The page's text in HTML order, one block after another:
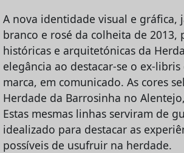
A nova identidade visual e
branco e rosé da colheita de 2013,
históricas e arquitetónicas da
elegância ao destacar-se o ex-
marca, em comunicado. As cores
Herdade da Barrosinha no
Estas mesmas linhas serviram de
idealizado para destacar as
possíveis de usufruir na herdade.